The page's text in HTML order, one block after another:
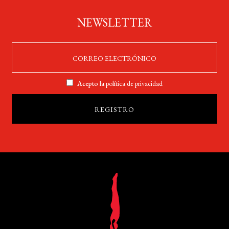
NEWSLETTER
Acepto lapolítica de privacidad